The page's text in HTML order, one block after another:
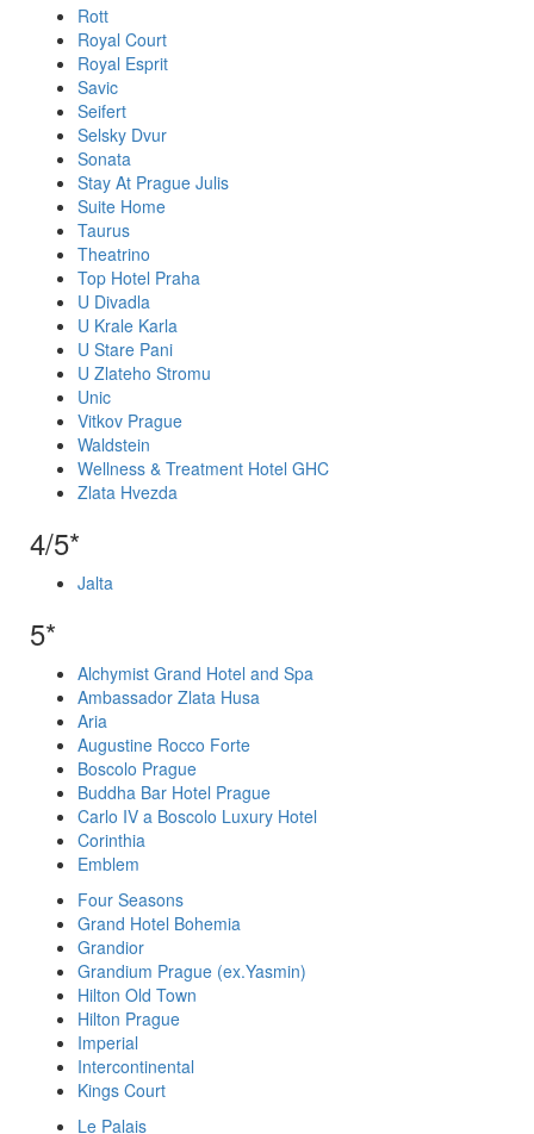
Rott
Royal Court
Royal Esprit
Savic
Seifert
Selsky Dvur
Sonata
Stay At Prague Julis
Suite Home
Taurus
Theatrino
Top Hotel Praha
U Divadla
U Krale Karla
U Stare Pani
U Zlateho Stromu
Unic
Vitkov Prague
Waldstein
Wellness & Treatment Hotel GHC
Zlata Hvezda
4/5*
Jalta
5*
Alchymist Grand Hotel and Spa
Ambassador Zlata Husa
Aria
Augustine Rocco Forte
Boscolo Prague
Buddha Bar Hotel Prague
Carlo IV a Boscolo Luxury Hotel
Corinthia
Emblem
Four Seasons
Grand Hotel Bohemia
Grandior
Grandium Prague (ex.Yasmin)
Hilton Old Town
Hilton Prague
Imperial
Intercontinental
Kings Court
Le Palais